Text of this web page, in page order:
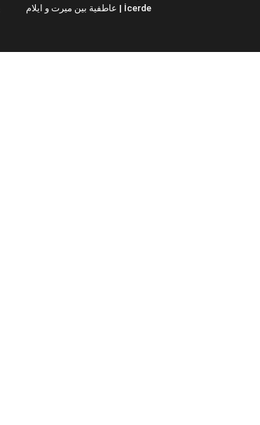
عاطفية بين ميرت و ايلام | İcerde